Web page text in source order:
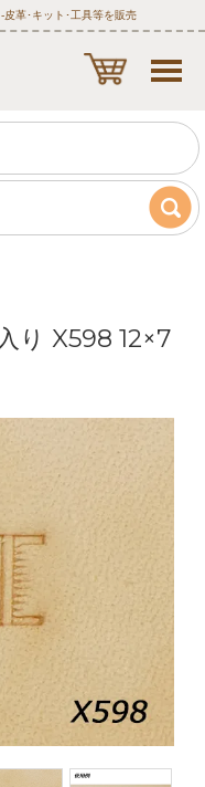
皮革･キット･工具等を販売
り X598 12×7